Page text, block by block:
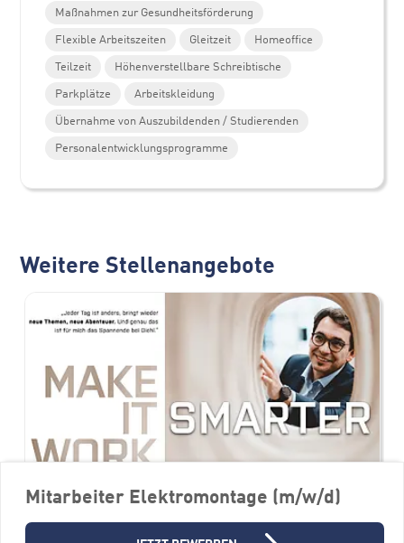
Mitarbeiter Elektromontage (m/w/d)
Maßnahmen zur Gesundheitsförderung
Flexible Arbeitszeiten
Gleitzeit
Homeoffice
Teilzeit
Höhenverstellbare Schreibtische
Parkplätze
Arbeitskleidung
Übernahme von Auszubildenden / Studierenden
Personalentwicklungsprogramme
Weitere Stellenangebote